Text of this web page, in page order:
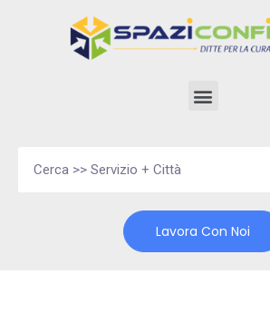
Lavora Con Noi